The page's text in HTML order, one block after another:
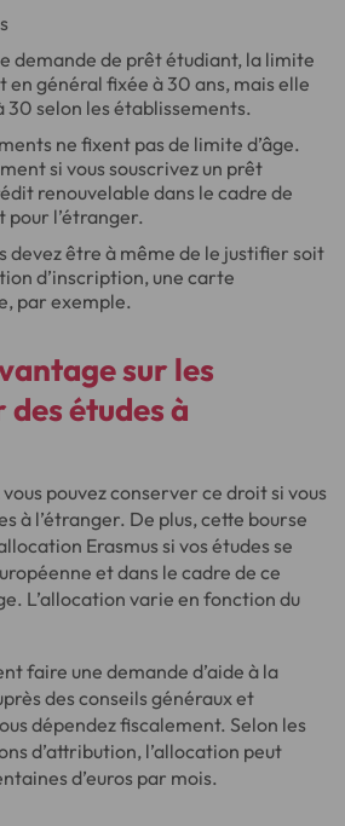
demande de prêt étudiant, la limite
en général fixée à 30 ans, mais elle
30 selon les établissements.
ne fixent pas de limite d’âge.
si vous souscrivez un prêt
renouvelable dans le cadre de
l’étranger.
devez être à même de le justifier soit
d’inscription, une carte
par exemple.
sur les
études à
pouvez conserver ce droit si vous
à l’étranger. De plus, cette bourse
Erasmus si vos études se
et dans le cadre de ce
L’allocation varie en fonction du
faire une demande d’aide à la
des conseils généraux et
dépendez fiscalement. Selon les
d’attribution, l’allocation peut
d’euros par mois.